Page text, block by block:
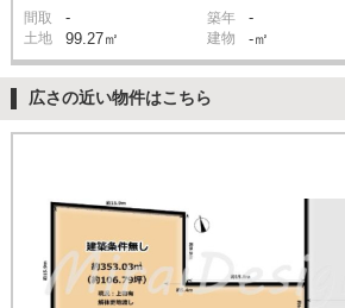
間取 - 築年 -
土地 99.27㎡ 建物 -㎡
広さの近い物件はこちら